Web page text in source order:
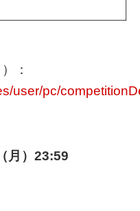
：
user/pc/
月）23:59